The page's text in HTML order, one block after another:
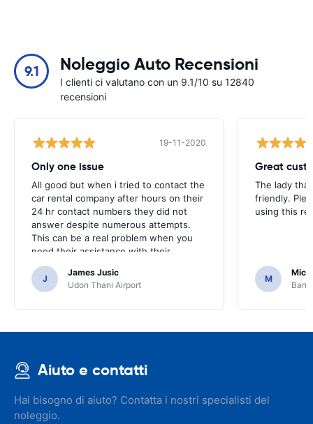
9.1 Noleggio Auto Recensioni
I clienti ci valutano con un 9.1/10 su 12840
recensioni
19-11-2020
Only one issue
All good but when i tried to contact the
car rental company after hours on their
24 hr contact numbers they did not
answer despite numerous attempts.
This can be a real problem when you
need their assistance with their
services or car.
J
James Jusic
Udon Thani Airport
Great
The lady
friendly.
using this
M
Aiuto e contatti
Hai bisogno di aiuto? Contatta i nostri specialisti del
noleggio.